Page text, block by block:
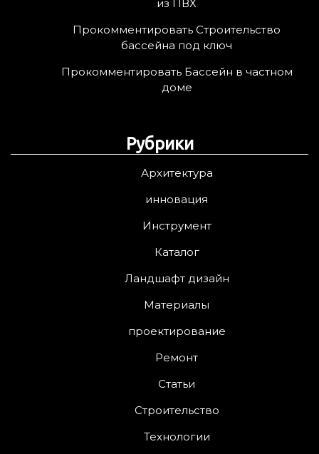
из ПВХ
Прокомментировать Строительство
бассейна под ключ
Прокомментировать Бассейн в частном
доме
Рубрики
Архитектура
инновация
Инструмент
Каталог
Ландшафт дизайн
Материалы
проектирование
Ремонт
Статьи
Строительство
Технологии